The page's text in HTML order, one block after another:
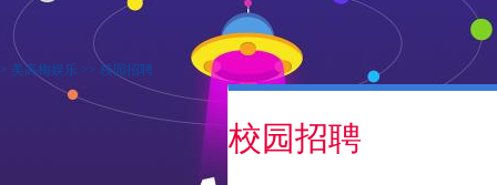
> 美高梅娱乐 >> 校园招聘
校园招聘